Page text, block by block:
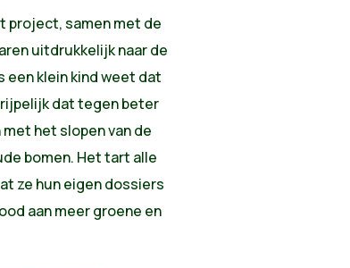
project, samen met de
uitdrukkelijk naar de
klein kind weet dat
dat tegen beter
het slopen van de
bomen. Het tart alle
ze hun eigen dossiers
aan meer groene en